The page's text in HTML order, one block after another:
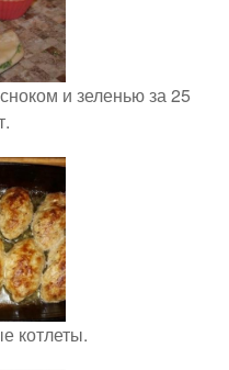
и зеленью за 25
котлеты.